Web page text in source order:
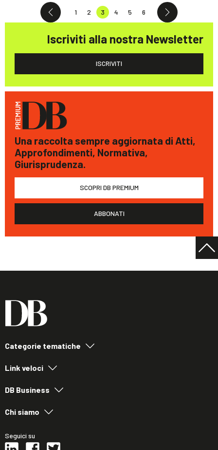
1 2 3 4 5 6
Iscriviti alla nostra Newsletter
ISCRIVITI
Una raccolta sempre aggiornata di Atti,
Approfondimenti, Normativa,
Giurisprudenza.
SCOPRI DB PREMIUM
ABBONATI
Categorie tematiche
Link veloci
DB Business
Chi siamo
Seguici su